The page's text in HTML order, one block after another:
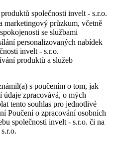
společnosti invelt - s.r.o.
marketingový průzkum, včetně
se službami
personalizovaných nabídek
invelt - s.r.o.
produktů a služeb
s poučením o tom, jak
údaje zpracovává, o mých
tento souhlas pro jednotlivé
Poučení o zpracování osobních
společnosti invelt - s.r.o. či na